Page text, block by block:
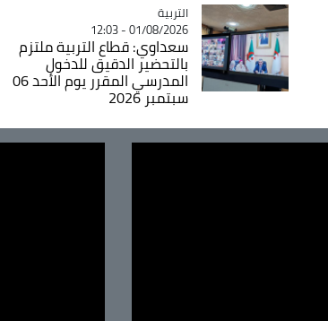
Catégorie
التربية
01/08/2026 - 12:03
سعداوي: قطاع التربية ملتزم
بالتحضير الدقيق للدخول
المدرسي المقرر يوم الأحد 06
سبتمبر 2026